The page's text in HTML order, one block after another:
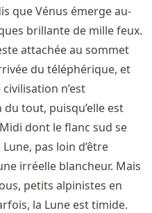
que Vénus émerge au-
brillante de mille feux.
attachée au sommet
du téléphérique, et
n’est
tout, puisqu’elle est
dont le flanc sud se
pas loin d’être
irréelle blancheur. Mais
petits alpinistes en
la Lune est timide.